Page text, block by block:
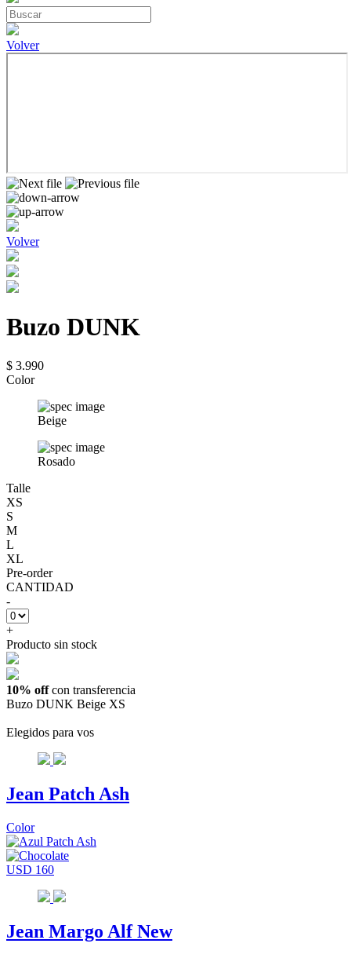
Volver
Volver
Buzo DUNK
$ 3.990
Color
Beige
Rosado
Talle
XS
S
M
L
XL
Pre-order
CANTIDAD
-
+
Producto sin stock
10% offcon transferencia
Buzo DUNK Beige XS
Elegidos para vos
Jean Patch Ash
Color
USD 160
Jean Margo Alf New